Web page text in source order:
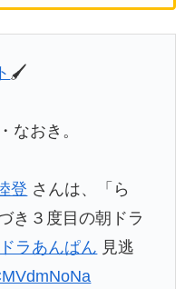
🖌
なおき。
登 さんは、「ら
き３度目の朝ドラ
ラあんぱん 見逃